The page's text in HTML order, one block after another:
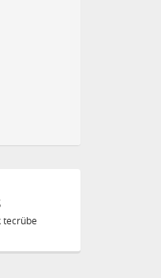
tecrübe